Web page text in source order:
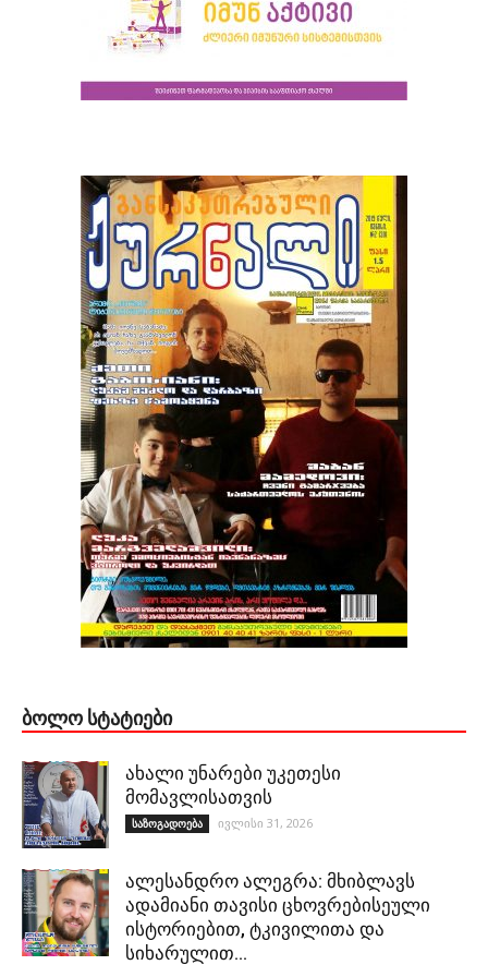
ᲑᲝᲚᲝ ᲡᲢᲐᲢᲘᲔᲑᲘ
ახალი უნარები უკეთესი
მომავლისათვის
საზოგადოება ივლისი 31, 2026
ალესანდრო ალეგრა: მხიბლავს
ადამიანი თავისი ცხოვრებისეული
ისტორიებით, ტკივილითა და
სიხარულით…